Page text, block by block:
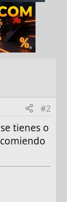
#2
tienes o